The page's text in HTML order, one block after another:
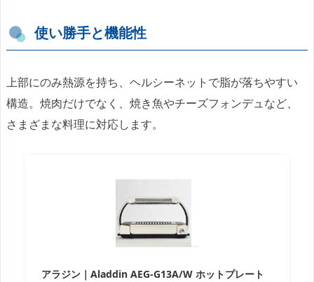
使い勝手と機能性
上部にのみ熱源を持ち、ヘルシーネットで脂が落ちやすい
構造。焼肉だけでなく、焼き魚やチーズフォンデュなど、
さまざまな料理に対応します。
アラジン｜Aladdin AEG-G13A/W ホットプレート